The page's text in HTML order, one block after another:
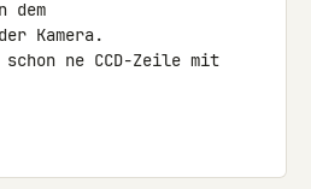
dem
Kamera.
ne CCD-Zeile mit